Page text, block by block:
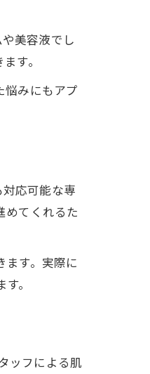
美容液でし
す。
悩みにもアプ
応可能な専
めてくれるた
ます。実際に
。
ッフによる肌